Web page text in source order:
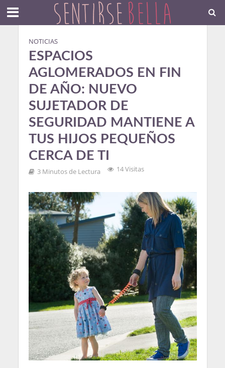
NOTICIAS
ESPACIOS
AGLOMERADOS EN FIN
DE AÑO: NUEVO
SUJETADOR DE
SEGURIDAD MANTIENE A
TUS HIJOS PEQUEÑOS
CERCA DE TI
3 Minutos de Lectura 14 Visitas